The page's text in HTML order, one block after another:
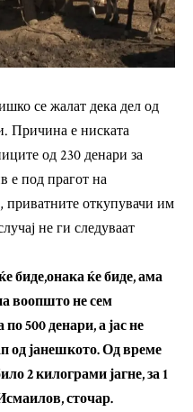
се жалат дека дел од
Причина е ниската
од 230 денари за
е под прагот на
приватните откупувачи им
не ги следуваат
биде,онака ќе биде, ама
воопшто не сем
500 денари, а јас не
од јанешкото. Од време
2 килограми јагне, за 1
сточар.